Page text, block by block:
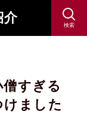
介 検索
僧すぎる
ました